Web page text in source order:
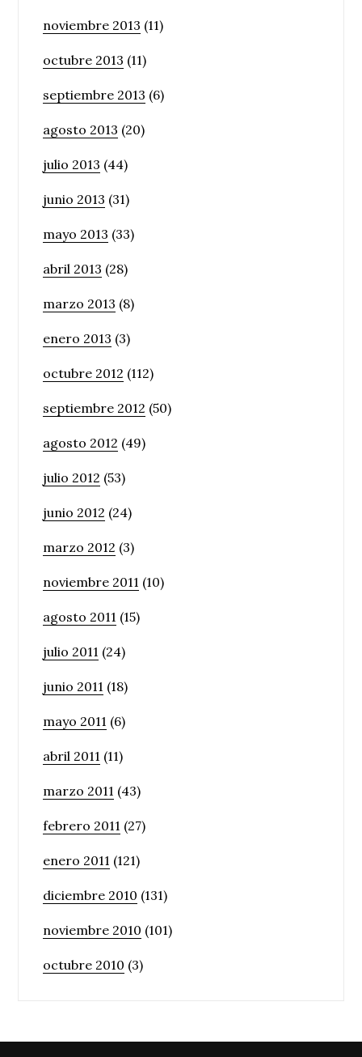
noviembre 2013 (11)
octubre 2013 (11)
septiembre 2013 (6)
agosto 2013 (20)
julio 2013 (44)
junio 2013 (31)
mayo 2013 (33)
abril 2013 (28)
marzo 2013 (8)
enero 2013 (3)
octubre 2012 (112)
septiembre 2012 (50)
agosto 2012 (49)
julio 2012 (53)
junio 2012 (24)
marzo 2012 (3)
noviembre 2011 (10)
agosto 2011 (15)
julio 2011 (24)
junio 2011 (18)
mayo 2011 (6)
abril 2011 (11)
marzo 2011 (43)
febrero 2011 (27)
enero 2011 (121)
diciembre 2010 (131)
noviembre 2010 (101)
octubre 2010 (3)